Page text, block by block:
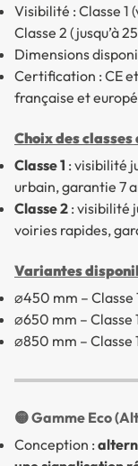
Visibilité : Classe 1
Classe 2 (jusqu’à
Dimensions
Certification : CE
française et
Choix des
Classe 1 : visibilité
urbain, garantie 7
Classe 2 : visibilité
voiries rapides,
Variantes
⌀450 mm – Classe
⌀650 mm – Classe
⌀850 mm – Classe
🟡 Gamme Eco
Conception :